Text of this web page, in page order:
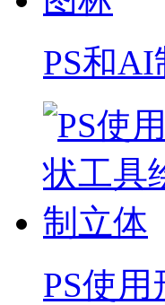
PS和
PS使